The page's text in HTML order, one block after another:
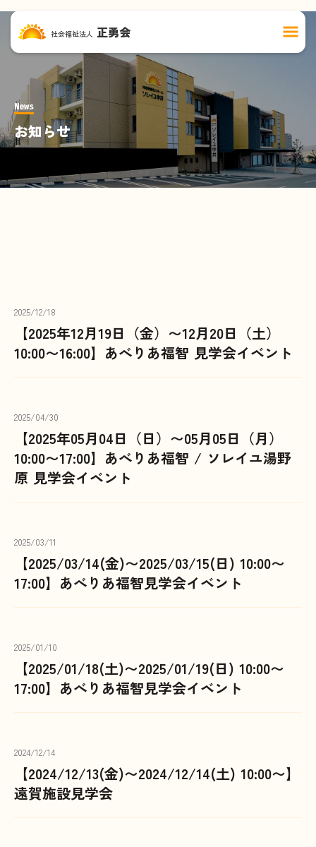
社会福祉法人 正勇会 remove
remove
remove
News
お知らせ
2025/12/18
【2025年12月19日（金）〜12月20日（土）
10:00〜16:00】あべりあ福智 見学会イベント
2025/04/30
【2025年05月04日（日）〜05月05日（月）
10:00〜17:00】あべりあ福智 / ソレイユ湯野
原 見学会イベント
2025/03/11
【2025/03/14(金)〜2025/03/15(日) 10:00〜
17:00】あべりあ福智見学会イベント
2025/01/10
【2025/01/18(土)〜2025/01/19(日) 10:00〜
17:00】あべりあ福智見学会イベント
2024/12/14
【2024/12/13(金)〜2024/12/14(土) 10:00〜】
遠賀施設見学会